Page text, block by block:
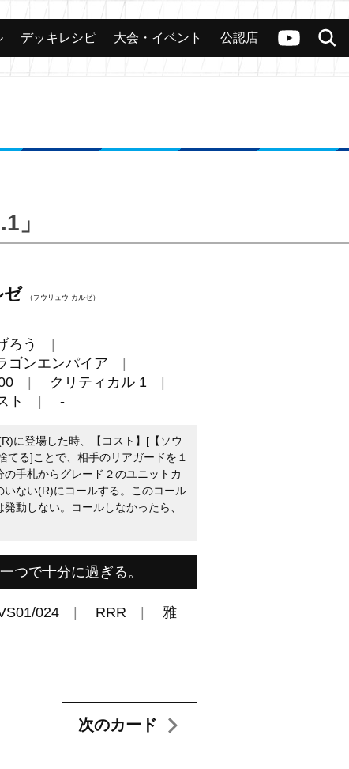
ヴァンガードch
検索
カード 大会 公認店舗 その他
デッキレシピ 大会・イベント 公認店
」
ゼ （フウリュウ カルゼ）
ろう
ゴンエンパイア
クリティカル 1
ト -
に登場した時、【コスト】[【ソウ
てる]ことで、相手のリアガードを１
手札からグレード２のユニットカ
ない(R)にコールする。このコール
動しない。コールしなかったら、
つで十分に過ぎる。
024 RRR 雅
次のカード